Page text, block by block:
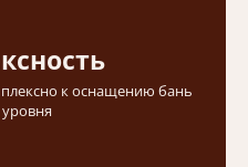
к оснащению бань